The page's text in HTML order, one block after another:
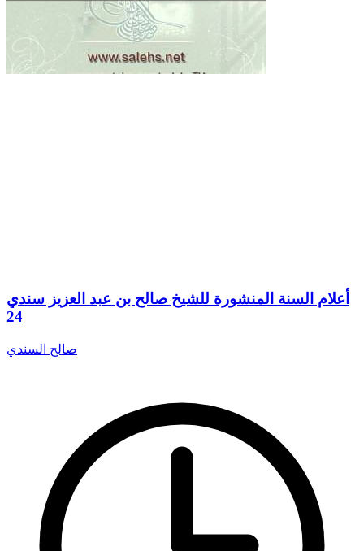
أعلام السنة المنشورة للشيخ صالح بن عبد العزيز سندي
24
صالح السندي